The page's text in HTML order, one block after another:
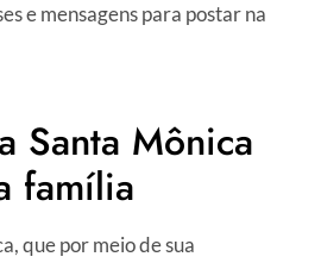
e mensagens para postar na
Santa Mônica
família
que por meio de sua